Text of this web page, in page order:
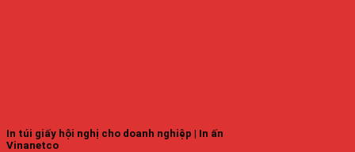
In túi giấy hội nghị cho doanh nghiệp | In ấn
Vinanetco